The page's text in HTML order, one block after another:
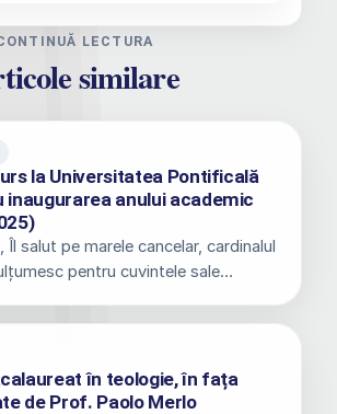
LECTURA
similare
la Universitatea Pontificală
inaugurarea anului academic
salut pe marele cancelar, cardinalul
pentru cuvintele sale…
în teologie, în fața
de Prof. Paolo Merlo